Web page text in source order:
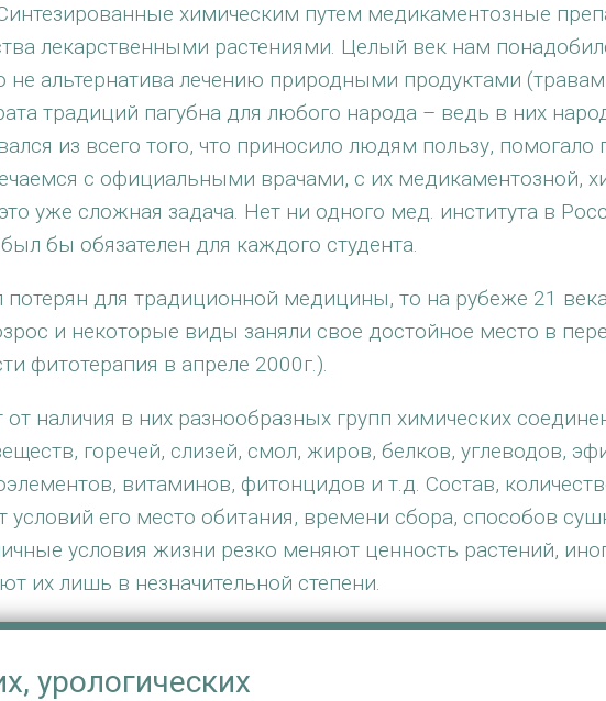
химическим путем медикаментозные
лекарственными растениями. Целый век нам
альтернатива лечению природными продуктами
традиций пагубна для любого народа – ведь в них
из всего того, что приносило людям пользу, помогало
с официальными врачами, с их медикаментозной,
уже сложная задача. Нет ни одного мед. института в
бы обязателен для каждого студента.
потерян для традиционной медицины, то на рубеже 21
и некоторые виды заняли свое достойное место в
фитотерапия в апреле 2000г.).
наличия в них разнообразных групп химических
горечей, слизей, смол, жиров, белков, углеводов,
витаминов, фитонцидов и т.д. Состав,
условий его место обитания, времени сбора, способов
условия жизни резко меняют ценность растений,
их лишь в незначительной степени.
урологических